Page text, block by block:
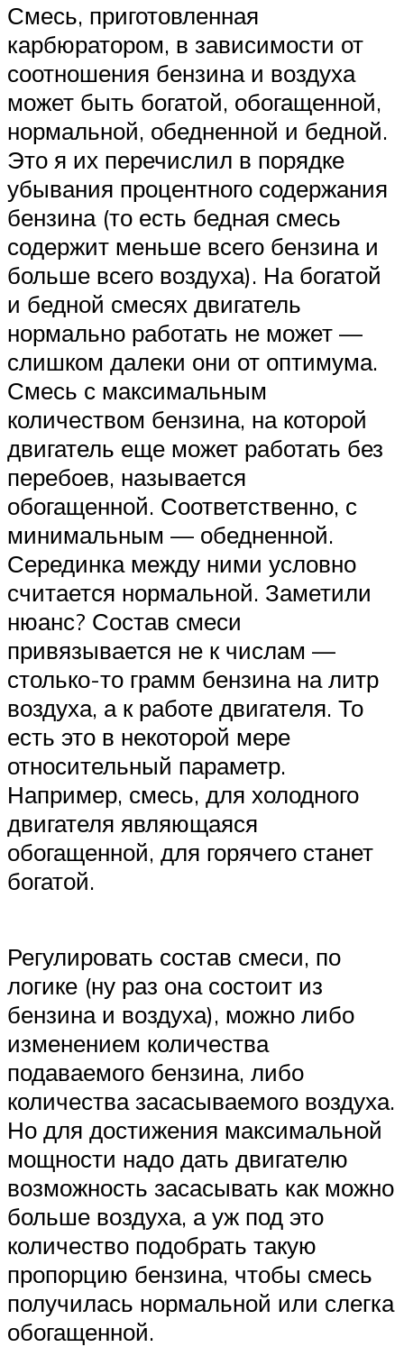
Смесь, приготовленная
карбюратором, в зависимости от
соотношения бензина и воздуха
может быть богатой, обогащенной,
нормальной, обедненной и бедной.
Это я их перечислил в порядке
убывания процентного содержания
бензина (то есть бедная смесь
содержит меньше всего бензина и
больше всего воздуха). На богатой
и бедной смесях двигатель
нормально работать не может —
слишком далеки они от оптимума.
Смесь с максимальным
количеством бензина, на которой
двигатель еще может работать без
перебоев, называется
обогащенной. Соответственно, с
минимальным — обедненной.
Серединка между ними условно
считается нормальной. Заметили
нюанс? Состав смеси
привязывается не к числам —
столько-то грамм бензина на литр
воздуха, а к работе двигателя. То
есть это в некоторой мере
относительный параметр.
Например, смесь, для холодного
двигателя являющаяся
обогащенной, для горячего станет
богатой.
Регулировать состав смеси, по
логике (ну раз она состоит из
бензина и воздуха), можно либо
изменением количества
подаваемого бензина, либо
количества засасываемого воздуха.
Но для достижения максимальной
мощности надо дать двигателю
возможность засасывать как можно
больше воздуха, а уж под это
количество подобрать такую
пропорцию бензина, чтобы смесь
получилась нормальной или слегка
обогащенной.